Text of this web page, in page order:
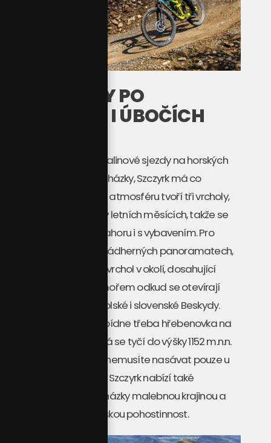
PROCHÁZKY PO
HŘEBENECH I ÚBOČÍCH
Ať už preferujete adrenalinové sjezdy na horských
kolech nebo klidné procházky, Szczyrk má co
nabídnout. Jedinečnou atmosféru tvoří tři vrcholy,
propojené lanovkami i v letních měsících, takže se
pohodlně dostanete nahoru i s vybavením. Pro
každého, kdo touží po nádherných panoramatech,
je tu Skrzyczne, nejvyšší vrchol v okolí, dosahující
výšky 1257 metrů nad mořem odkud se otevírají
úchvatné výhledy na polské i slovenské Beskydy.
Další dobrodružství nabídne třeba hřebenovka na
Malinowskou skalu, která se tyčí do výšky 1152 m.n.n.
Atmosféru regionu ale nemusíte nasávat pouze u
adrenalinových zážitků. Szczyrk nabízí také
nenáročné túry či procházky malebnou krajinou a
možnosti ochutnat polskou pohostinnost.